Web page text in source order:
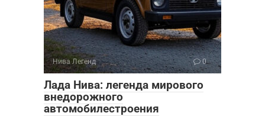
Нива Легенд 0
Лада Нива: легенда мирового
внедорожного
автомобилестроения